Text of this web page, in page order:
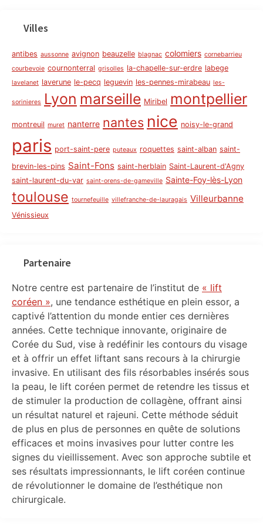
Villes
antibes aussonne avignon beauzelle blagnac colomiers cornebarrieu
courbevoie cournonterral grisolles la-chapelle-sur-erdre labege
lavelanet laverune le-pecq leguevin les-pennes-mirabeau les-
sorinieres Lyon marseille Miribel montpellier
montreuil muret nanterre nantes nice noisy-le-grand
paris port-saint-pere puteaux roquettes saint-alban saint-
brevin-les-pins Saint-Fons saint-herblain Saint-Laurent-d'Agny
saint-laurent-du-var saint-orens-de-gameville Sainte-Foy-lès-Lyon
toulouse tournefeuille villefranche-de-lauragais Villeurbanne
Vénissieux
Partenaire
Notre centre est partenaire de l’institut de « lift
coréen », une tendance esthétique en plein essor, a
captivé l’attention du monde entier ces dernières
années. Cette technique innovante, originaire de
Corée du Sud, vise à redéfinir les contours du visage
et à offrir un effet liftant sans recours à la chirurgie
invasive. En utilisant des fils résorbables insérés sous
la peau, le lift coréen permet de retendre les tissus et
de stimuler la production de collagène, offrant ainsi
un résultat naturel et rajeuni. Cette méthode séduit
de plus en plus de personnes en quête de solutions
efficaces et moins invasives pour lutter contre les
signes du vieillissement. Avec son approche subtile et
ses résultats impressionnants, le lift coréen continue
de révolutionner le domaine de l’esthétique non
chirurgicale.